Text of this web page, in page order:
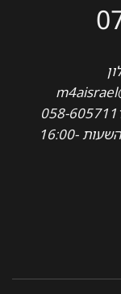
א'-ה' בין השעות 16:00-